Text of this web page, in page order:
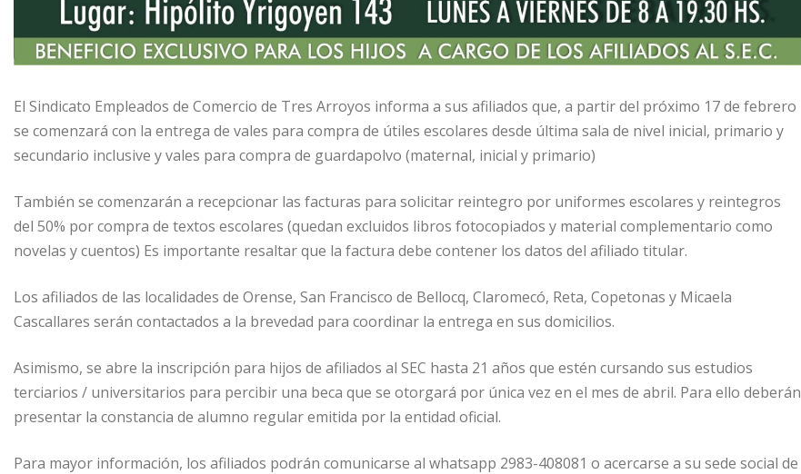
El Sindicato Empleados de Comercio de Tres Arroyos informa a sus afiliados que, a partir del próximo 17 de febrero
se comenzará con la entrega de vales para compra de útiles escolares desde última sala de nivel inicial, primario y
secundario inclusive y vales para compra de guardapolvo (maternal, inicial y primario)
También se comenzarán a recepcionar las facturas para solicitar reintegro por uniformes escolares y reintegros
del 50% por compra de textos escolares (quedan excluidos libros fotocopiados y material complementario como
novelas y cuentos) Es importante resaltar que la factura debe contener los datos del afiliado titular.
Los afiliados de las localidades de Orense, San Francisco de Bellocq, Claromecó, Reta, Copetonas y Micaela
Cascallares serán contactados a la brevedad para coordinar la entrega en sus domicilios.
Asimismo, se abre la inscripción para hijos de afiliados al SEC hasta 21 años que estén cursando sus estudios
terciarios / universitarios para percibir una beca que se otorgará por única vez en el mes de abril. Para ello deberán
presentar la constancia de alumno regular emitida por la entidad oficial.
Para mayor información, los afiliados podrán comunicarse al whatsapp 2983-408081 o acercarse a su sede social de